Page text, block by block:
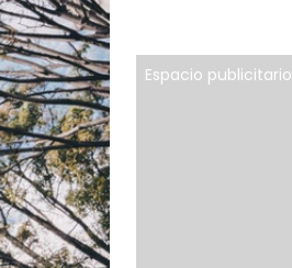
Espacio publicitario